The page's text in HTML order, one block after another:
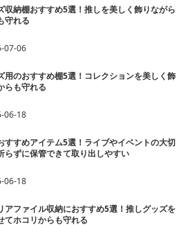
収納棚おすすめ5選！推しを美しく飾りながら
守れる
07-06
用のおすすめ棚5選！コレクションを美しく飾
らも守れる
06-18
すすめアイテム5選！ライブやイベントの大切
らずに保管できて取り出しやすい
06-18
アファイル収納におすすめ5選！推しグッズを
てホコリからも守れる